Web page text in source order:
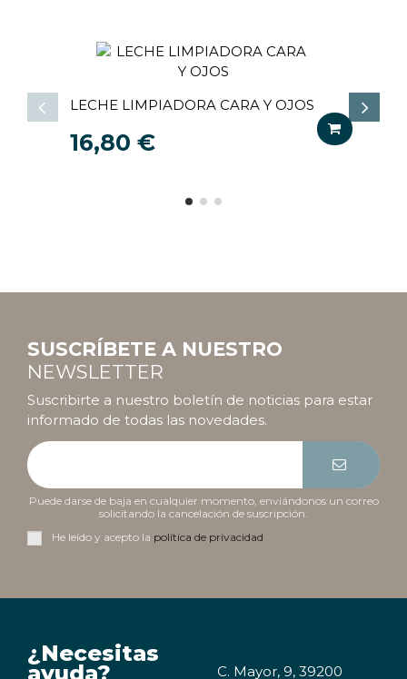
LECHE LIMPIADORA CARA Y OJOS
16,80 €
SUSCRÍBETE A NUESTRO
NEWSLETTER
Suscribirte a nuestro boletín de noticias para estar
informado de todas las novedades.
Puede darse de baja en cualquier momento, enviándonos un correo
solicitando la cancelación de suscripción.
He leído y acepto la política de privacidad
¿Necesitas
ayuda? C. Mayor, 9, 39200